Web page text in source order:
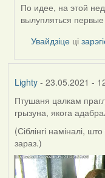
In
reply
Jon
По идее, на этой
вылупляться
Увайдзіце ці
Lighty- 23.05.2021 -
Птушаня цалкам
грызуна, якога
(Сіблінгі наміналі,
зараз.)